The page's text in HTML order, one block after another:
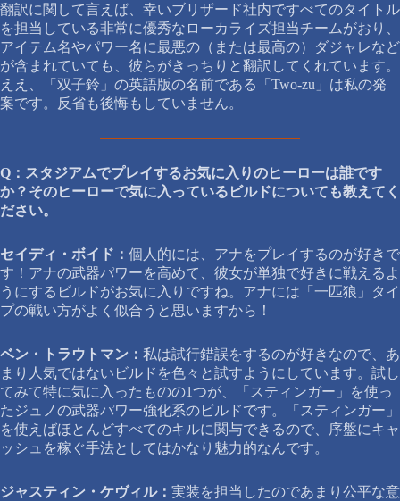
翻訳に関して言えば、幸いブリザード社内ですべてのタイトル
を担当している非常に優秀なローカライズ担当チームがおり、
アイテム名やパワー名に最悪の（または最高の）ダジャレなど
が含まれていても、彼らがきっちりと翻訳してくれています。
ええ、「双子鈴」の英語版の名前である「Two-zu」は私の発
案です。反省も後悔もしていません。
Q：スタジアムでプレイするお気に入りのヒーローは誰です
か？そのヒーローで気に入っているビルドについても教えてく
ださい。
セイディ・ボイド： 個人的には、アナをプレイするのが好きで
す！アナの武器パワーを高めて、彼女が単独で好きに戦えるよ
うにするビルドがお気に入りですね。アナには「一匹狼」タイ
プの戦い方がよく似合うと思いますから！
ベン・トラウトマン： 私は試行錯誤をするのが好きなので、あ
まり人気ではないビルドを色々と試すようにしています。試し
てみて特に気に入ったものの1つが、「スティンガー」を使っ
たジュノの武器パワー強化系のビルドです。「スティンガー」
を使えばほとんどすべてのキルに関与できるので、序盤にキャ
ッシュを稼ぐ手法としてはかなり魅力的なんです。
ジャスティン・ケヴィル： 実装を担当したのであまり公平な意